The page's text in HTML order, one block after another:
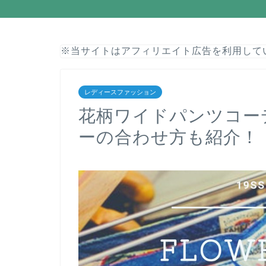
※当サイトはアフィリエイト広告を利用して
レディースファッション
花柄ワイドパンツコ
ーの合わせ方も紹介！